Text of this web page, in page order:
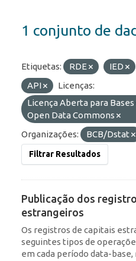
1 conjunto de
Etiquetas: RDE IED
API
Licenças:
Licença Aberta para Bases
Open Data Commons
Organizações:
BCB/Dstat
Filtrar Resultados
Publicação dos
estrangeiros
Os registros de capitais
seguintes tipos de
em cada período data-